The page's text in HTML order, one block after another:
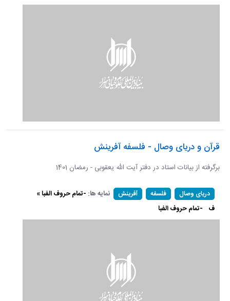
قرآن و دریای وصال - فلسفه آفرینش
برگرفته از بیانات استاد در دفتر آیت الله یعقوبی - رمضان 1401
دریای وصال فلسفه آفرینش نمایه ها: -تمام حروف الفبا »
ف -تمام حروف الفبا